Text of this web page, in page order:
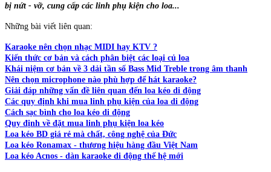
bị nứt - vỡ, cung cấp các linh phụ kiện cho loa...
Những bài viết liên quan:
Karaoke nên chọn nhạc MIDI hay KTV ?
Kiến thức cơ bản và cách phân biệt các loại củ loa
Khái niệm cơ bản về 3 dải tần số Bass Mid Treble trong âm thanh
Nên chọn microphone nào phù hợp để hát karaoke?
Giải đáp những vấn đề liên quan đến loa kéo di động
Các quy định khi mua linh phụ kiện của loa di động
Cách sạc bình cho loa kéo di động
Quy định về đặt mua linh phụ kiện loa kéo
Loa kéo BD giá rẻ mà chất, công nghệ của Đức
Loa kéo Ronamax - thương hiệu hàng đầu Việt Nam
Loa kéo Acnos - dàn karaoke di động thế hệ mới